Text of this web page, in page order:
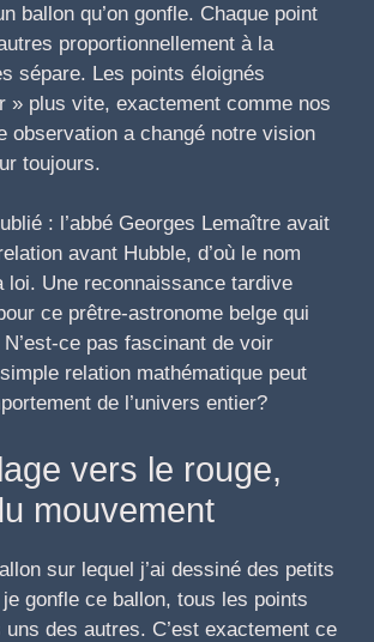
ballon qu’on gonfle. Chaque point
proportionnellement à la
sépare. Les points éloignés
» plus vite, exactement comme nos
observation a changé notre vision
toujours.
: l’abbé Georges Lemaître avait
avant Hubble, d’où le nom
loi. Une reconnaissance tardive
ce prêtre-astronome belge qui
ce pas fascinant de voir
relation mathématique peut
de l’univers entier?
vers le rouge,
mouvement
sur lequel j’ai dessiné des petits
gonfle ce ballon, tous les points
uns des autres. C’est exactement ce